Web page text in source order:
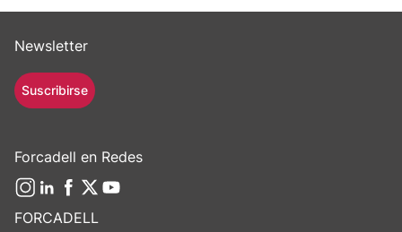
FORCADELL
Newsletter
Suscribirse
Forcadell en Redes